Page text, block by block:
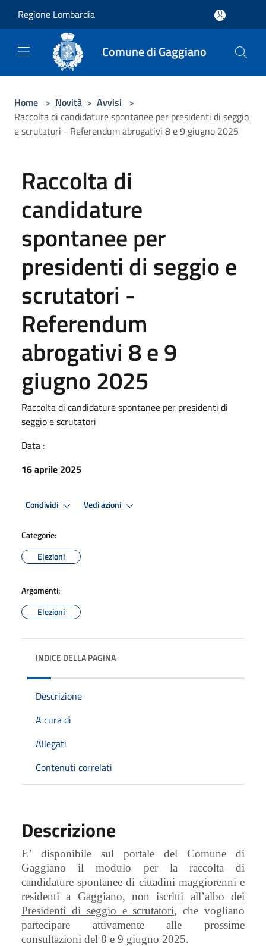
Regione Lombardia
Comune di Gaggiano
Home > Novità > Avvisi >
Raccolta di candidature spontanee per presidenti di seggio
e scrutatori - Referendum abrogativi 8 e 9 giugno 2025
Raccolta di
candidature
spontanee per
presidenti di seggio e
scrutatori -
Referendum
abrogativi 8 e 9
giugno 2025
Raccolta di candidature spontanee per presidenti di
seggio e scrutatori
Data :
16 aprile 2025
Condividi Vedi azioni
Categorie:
Elezioni
Argomenti:
Elezioni
INDICE DELLA PAGINA
Descrizione
A cura di
Allegati
Contenuti correlati
Descrizione
E’ disponibile sul portale del Comune di
Gaggiano il modulo per la raccolta di
candidature spontanee di cittadini maggiorenni e
residenti a Gaggiano, non iscritti
all’albo dei
Presidenti di seggio e scrutatori, che vogliano
partecipare attivamente alle prossime
consultazioni del 8 e 9 giugno 2025.